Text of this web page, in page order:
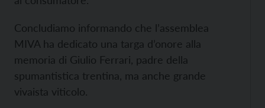
Concludiamo informando che l’assemblea
MIVA ha dedicato una targa d’onore alla
memoria di Giulio Ferrari, padre della
spumantistica trentina, ma anche grande
vivaista viticolo.